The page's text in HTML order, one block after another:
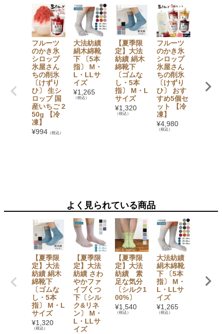
フルーツ
のかき氷
シロップ
氷屋さん
ちの削氷
〔けずり
ひ〕 生シ
ロップ 国
産いちご 2
50g 【冷
凍】
¥994 （税込）
大法紡績
絹木綿靴
下 〔5本
指〕 M・
L・LLサ
イズ
¥1,265
（税込）
【夏季限
定】大法
紡績 絹木
綿靴下
〔ゴムな
し・5本
指〕 M・L
サイズ
¥1,320
（税込）
フルーツ
のかき氷
シロップ
氷屋さん
ちの削氷
〔けずり
ひ〕 おす
すめ5個セ
ット 【冷
凍】
¥4,980
（税込）
〔けず
ひ〕
よく見られている商品
【夏季限
定】大法
紡績 絹木
綿靴下
〔ゴムな
し・5本
指〕 M・L
サイズ
¥1,320
（税込）
【夏季限
定】大法
紡績 さわ
やかファ
イブくつ
下〔シル
ク&リネ
ン〕 M・
L・LLサ
イズ
【夏季限
定】大法
紡績 素
足な気分
〔シルク1
00%〕
¥1,540
（税込）
大法紡績
絹木綿靴
下 〔5本
指〕 M・
L・LLサ
イズ
¥1,265
（税込）
5cm